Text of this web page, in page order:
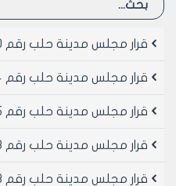
ل.س عن كل يوم حجز تعود
المرور
حلب ويبلغ من يلزم لتنفيذه
قرار مجلس مدينة حلب رقم 10 لعام 2021
قرار مجلس مدينة حلب رقم 14 لعام 2021
قرار مجلس مدينة حلب رقم 15 لعام 2021
قرار مجلس مدينة حلب رقم 18 لعام 2021
قرار مجلس مدينة حلب رقم 18 لعام 2021